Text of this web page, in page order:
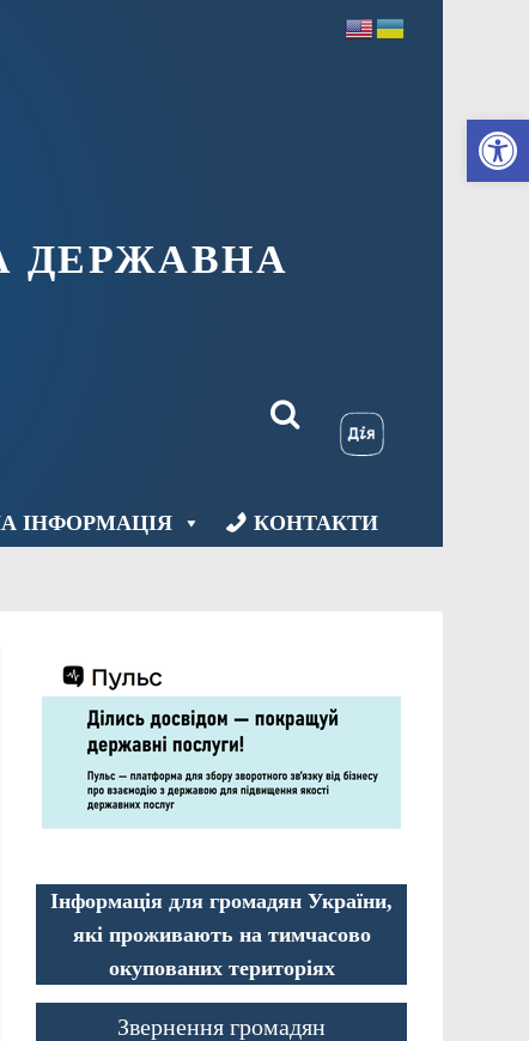
ДЕРЖАВНА
ІНФОРМАЦІЯ КОНТАКТИ
Інформація для громадян України,
які проживають на тимчасово
окупованих територіях
Звернення громадян